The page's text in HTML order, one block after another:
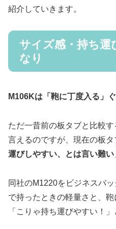
紹介していきます。
サイズ感・持ち運
なり
M106Kは「鞄に丁度入る」
ただ一昔前の板タブと比較
言えるのですが、現在の板タ
運びしやすい、とは言い難い
同社のM1220をビジネスバ
で持ったときの軽量さと、
「こりゃ持ち運びやすい！」